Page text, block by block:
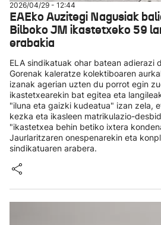
2026/04/29 - 12:44
EAEko Auzitegi Nagusiak
Bilboko JM ikastetxeko 59
erabakia
ELA sindikatuak ohar batean adierazi
Gorenak kaleratze kolektiboaren
izanak agerian uzten du porrot egin
ikastetxearekin bat egitea eta
"iluna eta gaizki kudeatua" izan zela,
kezka eta ikasleen matrikulazio-
"ikastetxea behin betiko ixtera
Jaurlaritzaren onespenarekin eta
sindikatuaren arabera.